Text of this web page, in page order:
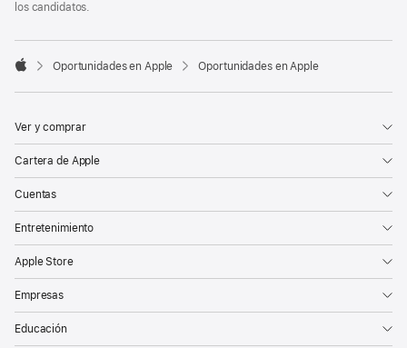
los candidatos.

Oportunidades en Apple Oportunidades en Apple
Ver y comprar
Cartera de Apple
Cuentas
Entretenimiento
Apple Store
Empresas
Educación